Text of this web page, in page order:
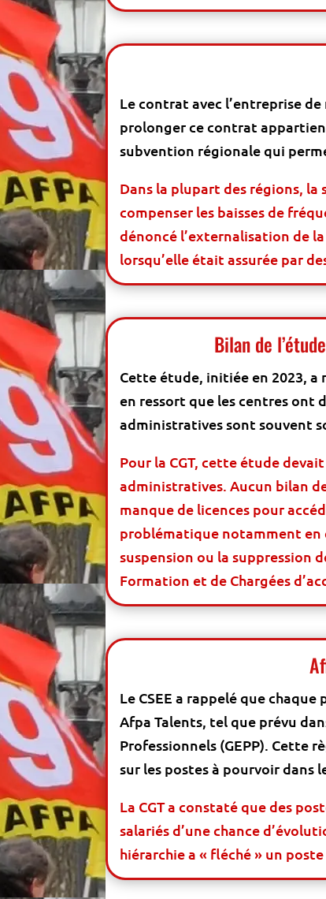
Le contrat avec l’entreprise
prolonger ce contrat
subvention régionale qui
Dans la plupart des régions,
compenser les baisses de
dénoncé l’externalisation de
lorsqu’elle était assurée par
Bilan de
Cette étude, initiée en 2023, a
en ressort que les centres ont
administratives sont souvent
Pour la CGT, cette étude
administratives. Aucun bilan
manque de licences pour
problématique notamment en
suspension ou la suppression
Formation et de Chargées
Le CSEE a rappelé que
Afpa Talents, tel que prévu
Professionnels (GEPP). Cette
sur les postes à pourvoir dans
La CGT a constaté que des
salariés d’une chance
hiérarchie a « fléché » un